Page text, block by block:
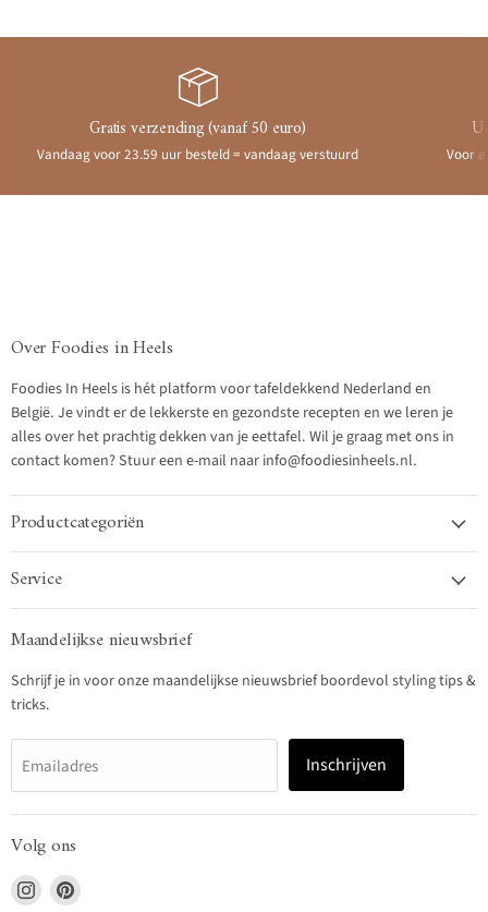
Gratis verzending (vanaf 50 euro)
Vandaag voor 23.59 uur besteld = vandaag verstuurd Voor
Over Foodies in Heels
Foodies In Heels is hét platform voor tafeldekkend Nederland en
België. Je vindt er de lekkerste en gezondste recepten en we leren je
alles over het prachtig dekken van je eettafel. Wil je graag met ons in
contact komen? Stuur een e-mail naar info@foodiesinheels.nl.
Productcategoriën
Service
Maandelijkse nieuwsbrief
Schrijf je in voor onze maandelijkse nieuwsbrief boordevol styling tips &
tricks.
Emailadres Inschrijven
Volg ons
Vind Vind